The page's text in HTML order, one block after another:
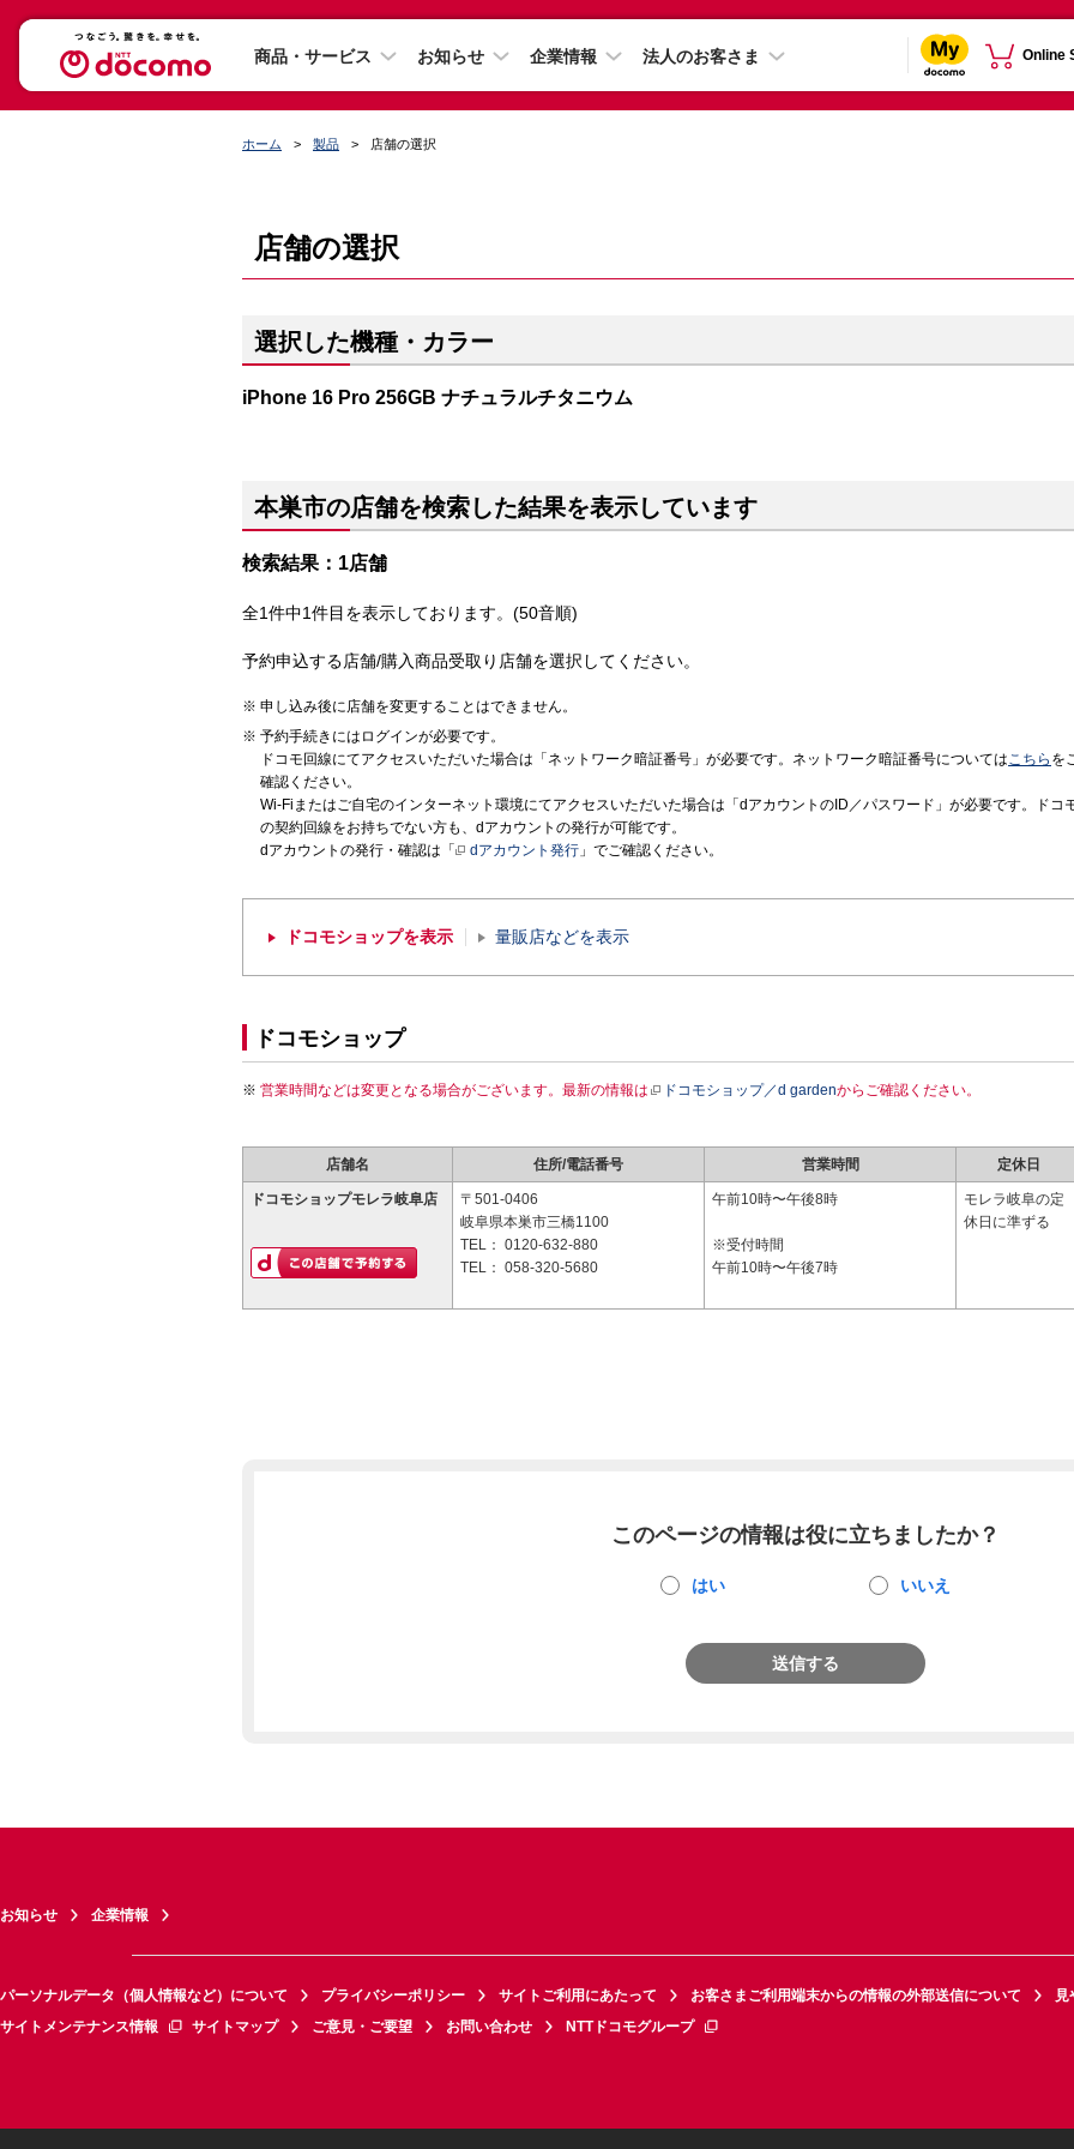
商品・サービス お知らせ 企業情報 法人のお客さま Online
ホーム 製品 店舗の選択
店舗の選択
選択した機種・カラー
iPhone 16 Pro 256GB ナチュラルチタニウム
本巣市の店舗を検索した結果を表示しています
検索結果：1店舗
全1件中1件目を表示しております。(50音順)
予約申込する店舗/購入商品受取り店舗を選択してください。
申し込み後に店舗を変更することはできません。
予約手続きにはログインが必要です。
ドコモ回線にてアクセスいただいた場合は「ネットワーク暗証番号」が必要です。ネットワーク暗証番号についてはこちら を
確認ください。
Wi-Fiまたはご自宅のインターネット環境にてアクセスいただいた場合は「dアカウントのID／パスワード」が必要です。ドコ
の契約回線をお持ちでない方も、dアカウントの発行が可能です。
dアカウントの発行・確認は「
dアカウント発行 」でご確認ください。
ドコモショップを表示 量販店などを表示
ドコモショップ
営業時間などは変更となる場合がございます。最新の情報は ドコモショップ／d gardenからご確認ください。
店舗名 住所/電話番号 営業時間 定休日
ドコモショップモレラ岐阜店
〒501-0406
岐阜県本巣市三橋1100
TEL： 0120-632-880
TEL： 058-320-5680
午前10時〜午後8時
※受付時間
午前10時〜午後7時
モレラ岐阜の定
休日に準ずる
このページの情報は役に立ちましたか？
はい いいえ
送信する
お知らせ 企業情報
パーソナルデータ（個人情報など）について プライバシーポリシー サイトご利用にあたって お客さまご利用端末からの情報の外部送信について
見
サイトメンテナンス情報
サイトマップ ご意見・ご要望 お問い合わせ NTTドコモグループ